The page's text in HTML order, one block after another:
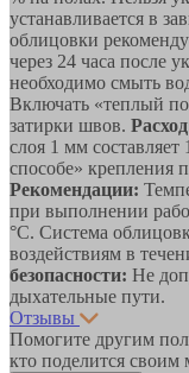
устанавливается в
облицовки
через 24 часа после
необходимо смыть
Включать «теплый
затирки швов.
слоя 1 мм
способе» крепления
Рекомендации:
при выполнении
°С. Система
воздействиям в
безопасности: Не
дыхательные пути.
Отзывы
Помогите другим
кто поделится своим